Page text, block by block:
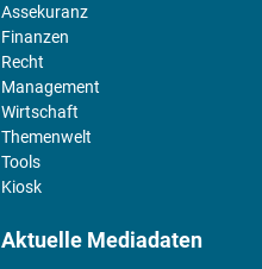
Assekuranz
Finanzen
Recht
Management
Wirtschaft
Themenwelt
Tools
Kiosk
Aktuelle Mediadaten